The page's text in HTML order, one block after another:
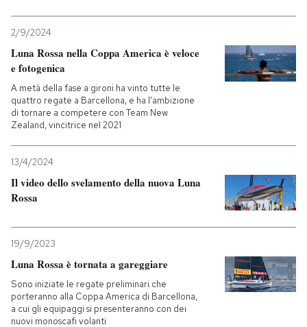
2/9/2024
Luna Rossa nella Coppa America è veloce
e fotogenica
A metà della fase a gironi ha vinto tutte le
quattro regate a Barcellona, e ha l'ambizione
di tornare a competere con Team New
Zealand, vincitrice nel 2021
13/4/2024
Il video dello svelamento della nuova Luna
Rossa
19/9/2023
Luna Rossa è tornata a gareggiare
Sono iniziate le regate preliminari che
porteranno alla Coppa America di Barcellona,
a cui gli equipaggi si presenteranno con dei
nuovi monoscafi volanti